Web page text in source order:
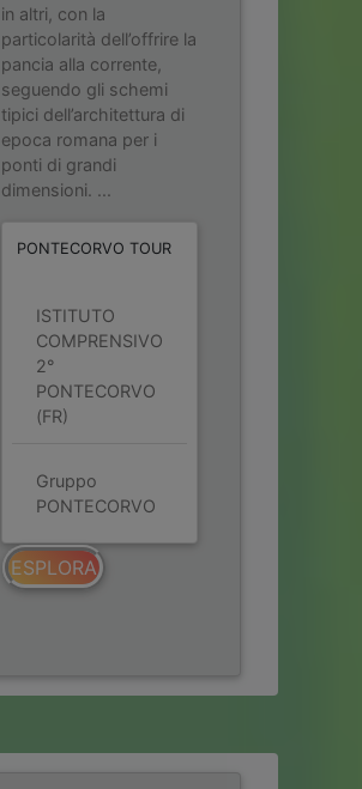
in altri, con la
particolarità dell’offrire la
pancia alla corrente,
seguendo gli schemi
tipici dell’architettura di
epoca romana per i
ponti di grandi
dimensioni. ...
PONTECORVO TOUR
ISTITUTO
COMPRENSIVO
2°
PONTECORVO
(FR)
Gruppo
PONTECORVO
ESPLORA